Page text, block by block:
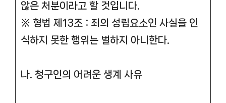
않은 처분이라고 할 것입니다.
※ 형법 제13조 : 죄의 성립요소인 사실을 인
식하지 못한 행위는 벌하지 아니한다.
나. 청구인의 어려운 생계 사유